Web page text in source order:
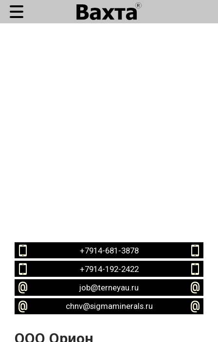
+7914-681-3878
+7914-192-2422
job@terneyau.ru
chnv@sigmaminerals.ru
ООО Орион